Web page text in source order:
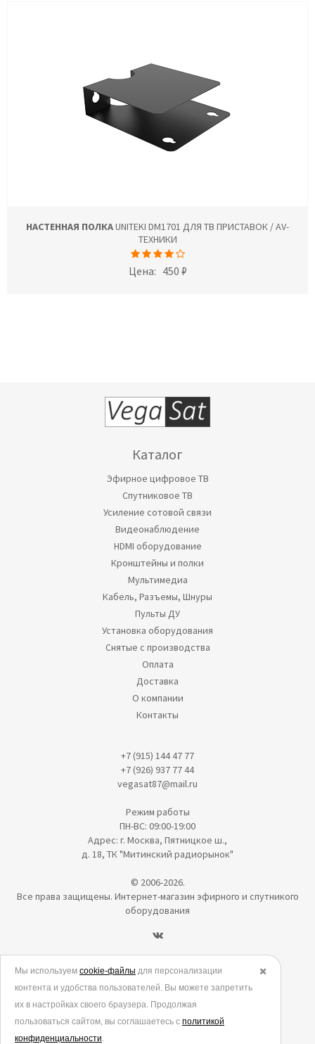
НАСТЕННАЯ ПОЛКАUNITEKI DM1701 ДЛЯ ТВ ПРИСТАВОК / AV-
ТЕХНИКИ
Цена: 450 ₽
Каталог
Эфирное цифровое ТВ
Спутниковое ТВ
Усиление сотовой связи
Видеонаблюдение
HDMI оборудование
Кронштейны и полки
Мультимедиа
Кабель, Разъемы, Шнуры
Пульты ДУ
Установка оборудования
Снятые с производства
Оплата
Доставка
О компании
Контакты
+7 (915) 144 47 77
+7 (926) 937 77 44
vegasat87@mail.ru
Режим работы
ПН-ВС: 09:00-19:00
Адрес: г. Москва, Пятницкое ш.,
д. 18, ТК "Митинский радиорынок"
© 2006-2026.
Все права защищены. Интернет-магазин эфирного и спутникого
оборудования
Политика в отношении обработки персональных данных
Согласие на обработку персональных данных
Согласие на обработку данных метрическими программами
Политика использования cookies
✖️
Мы используем cookie-файлы для персонализации
контента и удобства пользователей. Вы можете запретить
их в настройках своего браузера. Продолжая
пользоваться сайтом, вы соглашаетесь с политикой
конфиденциальности.